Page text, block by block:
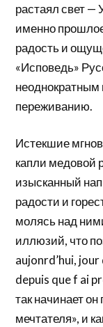
растаял свет —
именно
радость и
«Исповедь»
переживанию.
Истекшие
капли медовой
изысканный
радости и
молясь над
иллюзий, что
aujonrd’hui,
depuis que f ai
так начинает
мечтателя», и